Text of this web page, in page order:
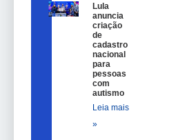
Lula
anuncia
criação
de
cadastro
nacional
para
pessoas
com
autismo
Leia mais
»